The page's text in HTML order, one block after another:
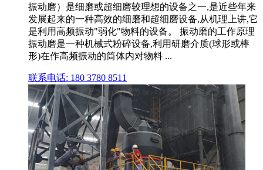
振动磨）是细磨或超细磨较理想的设备之一,是近些年来
发展起来的一种高效的细磨和超细磨设备,从机理上讲,它
是利用高频振动"弱化"物料的设备。 振动磨的工作原理
振动磨是一种机械式粉碎设备,利用研磨介质(球形或棒
形)在作高频振动的筒体内对物料 ...
联系电话: 180 3780 8511